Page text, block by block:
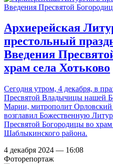
Архиерейская
престольный
Введения
храм села Хотьково
Сегодня утром, 4 декабря, в
Пресвятой Владычицы нашей
Марии, митрополит
возглавил Божественную
Пресвятой Богородицы во храм
Шаблыкинского района.
4 декабря 2024 — 16:08
Фоторепортаж